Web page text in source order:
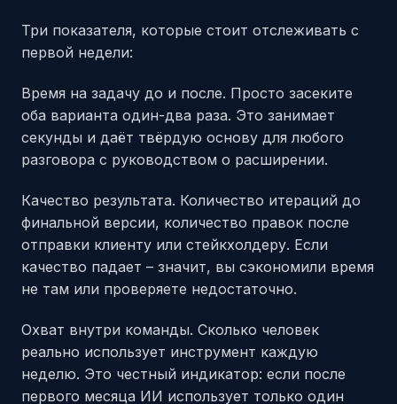
Три показателя, которые стоит отслеживать с
первой недели:
Время на задачу до и после. Просто засеките
оба варианта один-два раза. Это занимает
секунды и даёт твёрдую основу для любого
разговора с руководством о расширении.
Качество результата. Количество итераций до
финальной версии, количество правок после
отправки клиенту или стейкхолдеру. Если
качество падает – значит, вы сэкономили время
не там или проверяете недостаточно.
Охват внутри команды. Сколько человек
реально использует инструмент каждую
неделю. Это честный индикатор: если после
первого месяца ИИ использует только один